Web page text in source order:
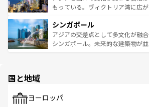
が旅行者を迎えてくれるので、き
参照してほしい。
いビーチでリゾート気分を楽しむ
激する。気候は一年中温暖で、どの
が待っている。親しみやすいタイ
た文化、そして多様な観光資源が
もっている。ヴィクトリア湾に広
み、どこを訪れても感動するはず。
ており、効率よく見どころを回れ
うな絶景から文化的な体験まで、
シンガポール
アジアの交差点として多文化が融
シンガポール。未来的な建築物が
で、ホーカーズは地元の風情を楽し
国と地域
ヨーロッパ